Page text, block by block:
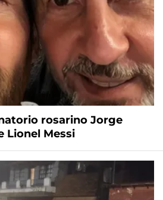
rosarino Jorge
Lionel Messi